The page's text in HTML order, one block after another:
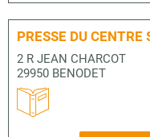
PRESSE DU CENTRE
2 R JEAN CHARCOT
29950 BENODET